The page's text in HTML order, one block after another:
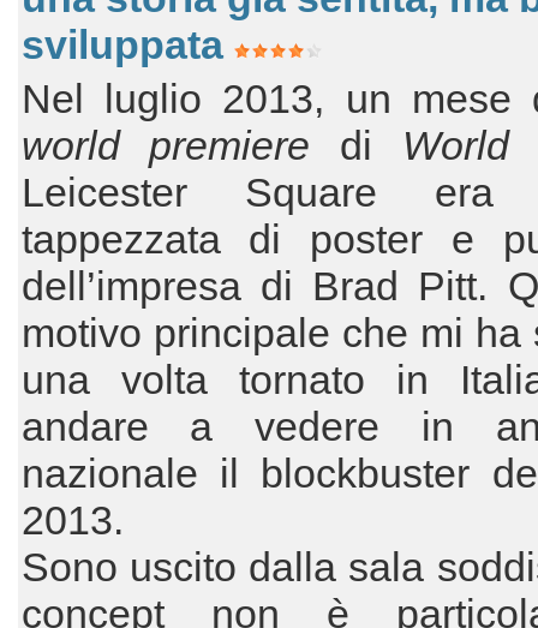
sviluppata
Nel luglio 2013, un mese
world premiere di World
Leicester Square era
tappezzata di poster e
dell’impresa di Brad Pitt.
motivo principale che mi ha
una volta tornato in
andare a vedere in
nazionale il blockbuster
2013.
Sono uscito dalla sala
concept non è